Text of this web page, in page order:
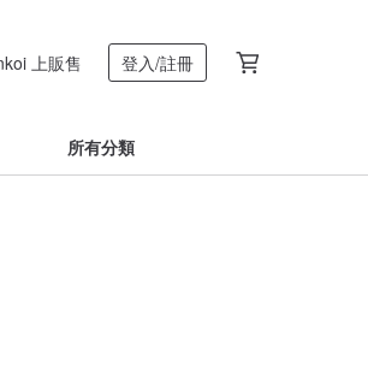
上販售 登入/註冊
所有分類